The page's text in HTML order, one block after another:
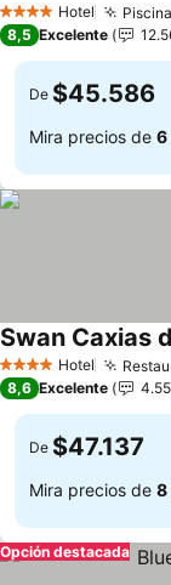
4 EstrellasHotel
8,5 Excelente
De $45.586
Mira precios de 6
4 EstrellasHotel
Swan Caxias
8,6 Excelente
De $47.137
Mira precios de 8
Opción destacada